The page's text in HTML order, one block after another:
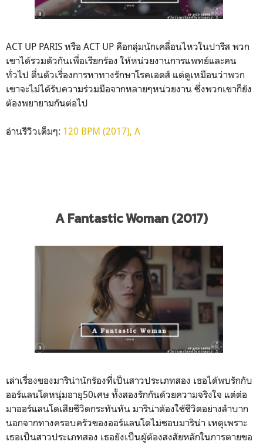
ACT UP PARIS หรือ ACT UP คือกลุ่มนักเคลื่อนไหวในปารีส พวก
เขาได้รวมตัวกันเพื่อเรียกร้อง ให้หน่วยงานการแพทย์และคน
ทั่วไป ตื่นตัวเรื่องการหาทางรักษาโรคเอดส์ แต่ดูเหมือนว่าพวก
เขาจะไม่ได้รับความร่วมมือจากหลายๆหน่วยงาน ซึ่งพวกเขาก็ยัง
ต้องพยายามกันต่อไป
อ่านรีวิวเต็มๆ: 120 BPM (2017), A
A Fantastic Woman (2017)
เล่าเรื่องของมาริน่านักร้องที่เป็นสาวประเภทสอง เธอได้พบรักกับ
ออร์แลนโดหนุ่มอายุ50เศษ ทั้งสองรักกันด้วยความจริงใจ แต่ต่อ
มาออร์แลนโดเสียชีวิตกระทันหัน มาริน่าต้องใช้ชีวิตอย่างลำบาก
นอกจากทางครอบครัวของออร์แลนโดไม่ชอบมาริน่า เหตุเพราะ
เธอเป็นสาวประเภทสอง เธอยังเป็นผู้ต้องสงสัยหลักในการตายขอ